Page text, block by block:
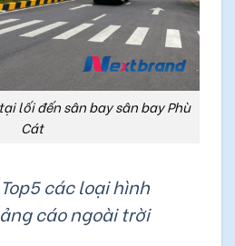
lối đến sân bay sân bay Phù
Cát
Top5 các loại hình
cáo ngoài trời